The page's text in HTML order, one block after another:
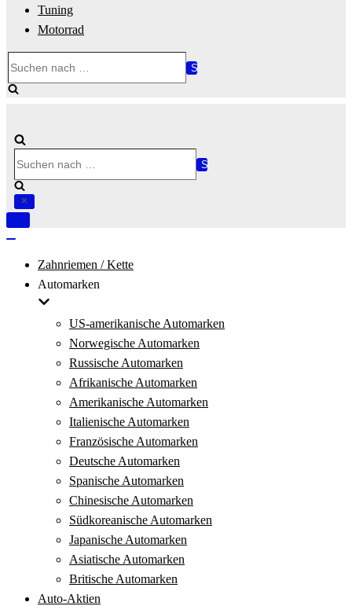
Tuning
Motorrad
nach …
nach …
Navigation
Zahnriemen / Kette
Automarken
US-amerikanische Automarken
Norwegische Automarken
Russische Automarken
Afrikanische Automarken
Amerikanische Automarken
Italienische Automarken
Französische Automarken
Deutsche Automarken
Spanische Automarken
Chinesische Automarken
Südkoreanische Automarken
Japanische Automarken
Asiatische Automarken
Britische Automarken
Auto-Aktien